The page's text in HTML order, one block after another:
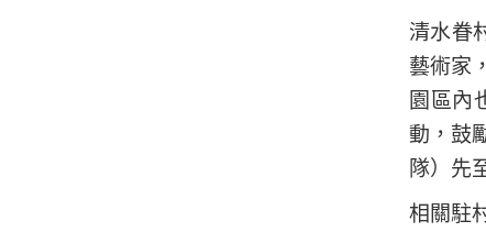
清水眷
藝術家
園區內
動，鼓
隊）先
相關駐